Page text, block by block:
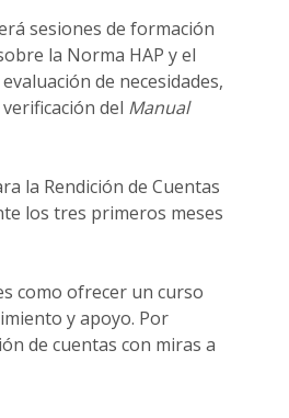
sesiones de formación
la Norma HAP y el
de necesidades,
del Manual
la Rendición de Cuentas
los tres primeros meses
como ofrecer un curso
y apoyo. Por
de cuentas con miras a